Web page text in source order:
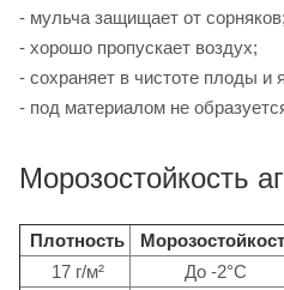
- мульча защищает от сорняков;
- хорошо пропускает воздух;
- сохраняет в чистоте плоды и
- под материалом не
Морозостойкость
Плотность
17 г/м²
До -2°C